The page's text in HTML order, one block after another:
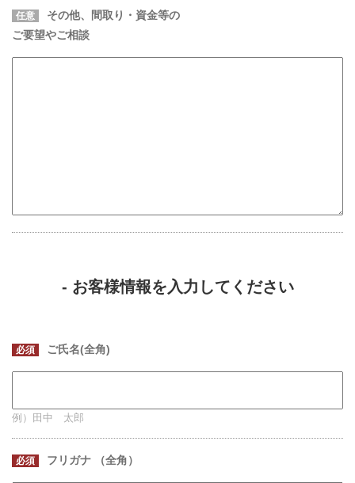
任意
その他、間取り・資金等の
ご要望やご相談
- お客様情報を入力してください
必須 ご氏名(全角)
例）田中 太郎
必須 フリガナ （全角）